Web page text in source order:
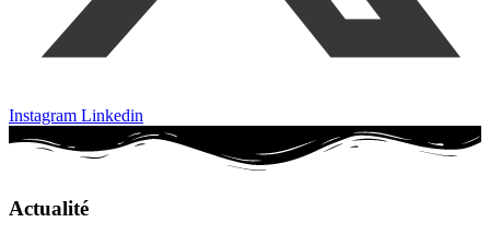
Instagram Linkedin
Actualité